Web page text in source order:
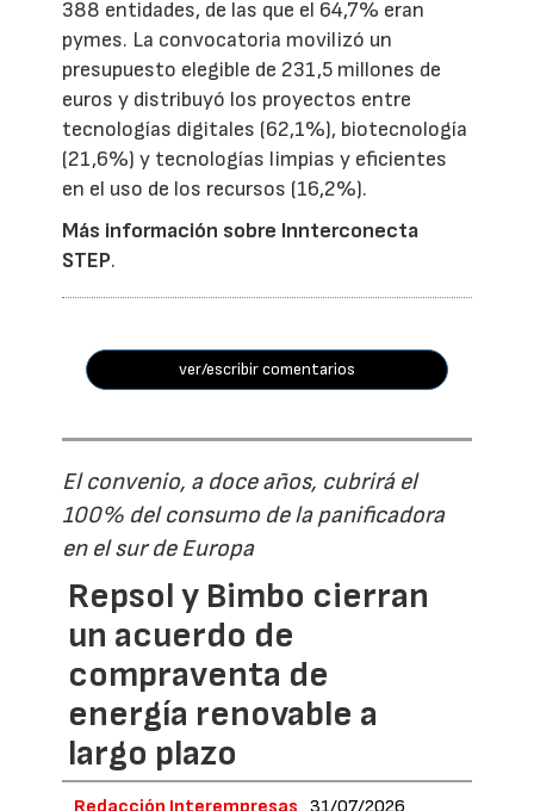
388 entidades, de las que el 64,7% eran
pymes. La convocatoria movilizó un
presupuesto elegible de 231,5 millones de
euros y distribuyó los proyectos entre
tecnologías digitales (62,1%), biotecnología
(21,6%) y tecnologías limpias y eficientes
en el uso de los recursos (16,2%).
Más información sobre Innterconecta
STEP.
ver/escribir comentarios
El convenio, a doce años, cubrirá el
100% del consumo de la panificadora
en el sur de Europa
Repsol y Bimbo cierran
un acuerdo de
compraventa de
energía renovable a
largo plazo